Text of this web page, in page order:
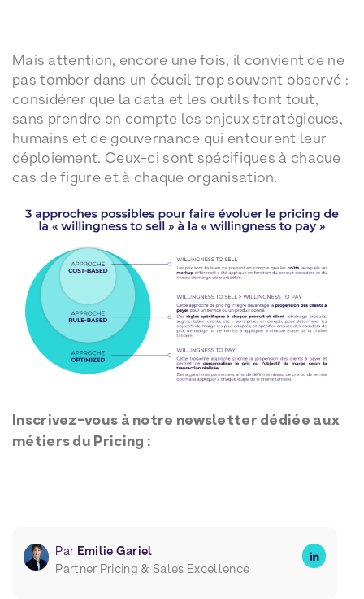
Mais attention, encore une fois, il convient de ne
pas tomber dans un écueil trop souvent observé :
considérer que la data et les outils font tout,
sans prendre en compte les enjeux stratégiques,
humains et de gouvernance qui entourent leur
déploiement. Ceux-ci sont spécifiques à chaque
cas de figure et à chaque organisation.
Inscrivez-vous à notre newsletter dédiée aux
métiers du Pricing :
Par Emilie Gariel
Partner Pricing & Sales Excellence